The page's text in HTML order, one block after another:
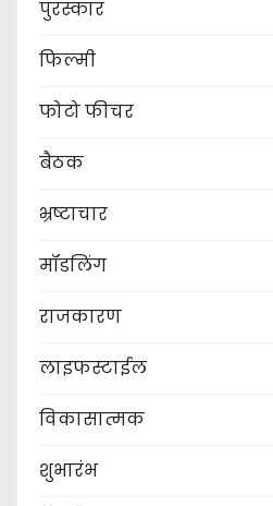
पुरस्कार
फिल्मी
फोटो फीचर
बैठक
भ्रष्टाचार
मॉडलिंग
राजकारण
लाइफस्टाईल
विकासात्मक
शुभारंभ